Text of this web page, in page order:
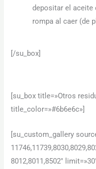
depositar el aceite
rompa al caer (de
[/su_box]
[su_box title=»Otros
title_color=»#6b6e6c»]
[su_custom_gallery
8012,8011,8502″